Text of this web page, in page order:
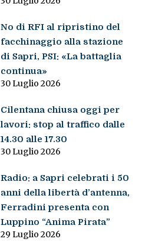
No di RFI al ripristino del
facchinaggio alla stazione
di Sapri, PSI: «La battaglia
continua»
30 Luglio 2026
Cilentana chiusa oggi per
lavori: stop al traffico dalle
14.30 alle 17.30
30 Luglio 2026
Radio: a Sapri celebrati i 50
anni della libertà d’antenna,
Ferradini presenta con
Luppino “Anima Pirata”
29 Luglio 2026